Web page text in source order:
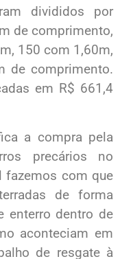
divididos por
de comprimento,
150 com 1,60m,
de comprimento.
em R$ 661,4
a compra pela
precários no
fazemos com que
de forma
enterro dentro de
aconteciam em
de resgate à